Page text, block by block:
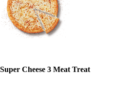
Super Cheese 3 Meat Treat